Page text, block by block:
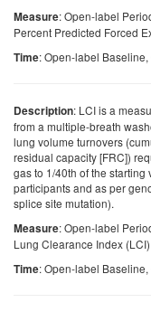
Measure: Open-label
Percent Predicted Forced
Time: Open-label
Description: LCI is a
from a multiple-breath
lung volume turnovers
residual capacity [FRC])
gas to 1/40th of the
participants and as per
splice site mutation).
Measure: Open-label
Lung Clearance Index
Time: Open-label